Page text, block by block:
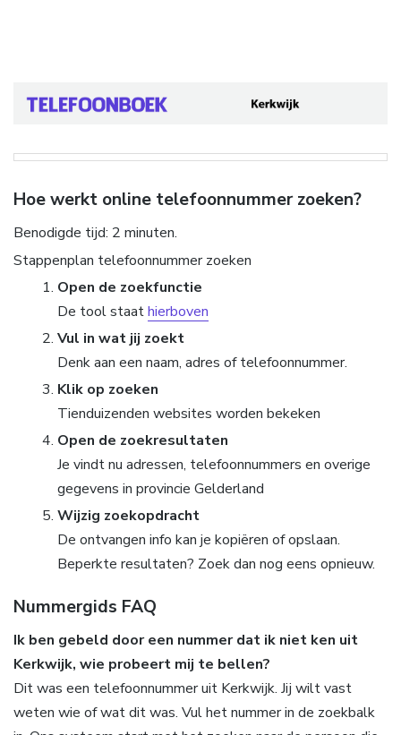
Hoe werkt online telefoonnummer zoeken?
Benodigde tijd: 2 minuten.
Stappenplan telefoonnummer zoeken
Open de zoekfunctie
De tool staathierboven
Vul in wat jij zoekt
Denk aan een naam, adres of telefoonnummer.
Klik op zoeken
Tienduizenden websites worden bekeken
Open de zoekresultaten
Je vindt nu adressen, telefoonnummers en overige
gegevens in provincie Gelderland
Wijzig zoekopdracht
De ontvangen info kan je kopiëren of opslaan.
Beperkte resultaten? Zoek dan nog eens opnieuw.
Nummergids FAQ
Ik ben gebeld door een nummer dat ik niet ken uit
Kerkwijk, wie probeert mij te bellen?
Dit was een telefoonnummer uit Kerkwijk. Jij wilt vast
weten wie of wat dit was. Vul het nummer in de zoekbalk